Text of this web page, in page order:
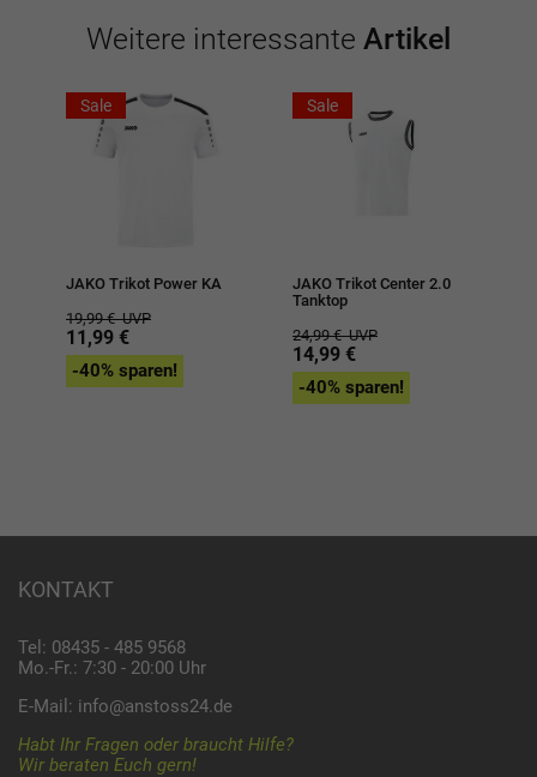
Weitere interessante Artikel
Sale
JAKO Trikot Power KA
19,99 €UVP
11,99 €
-40% sparen!
Sale
JAKO Trikot Center 2.0
Tanktop
24,99 €UVP
14,99 €
-40% sparen!
KONTAKT
Tel: 08435 - 485 9568
Mo.-Fr.: 7:30 - 20:00 Uhr
E-Mail: info@anstoss24.de
Habt Ihr Fragen oder braucht Hilfe?
Wir beraten Euch gern!